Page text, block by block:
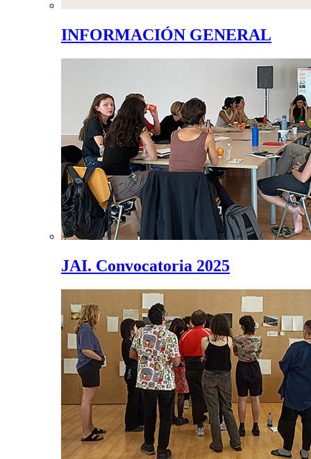
INFORMACIÓN GENERAL
JAI. Convocatoria 2025